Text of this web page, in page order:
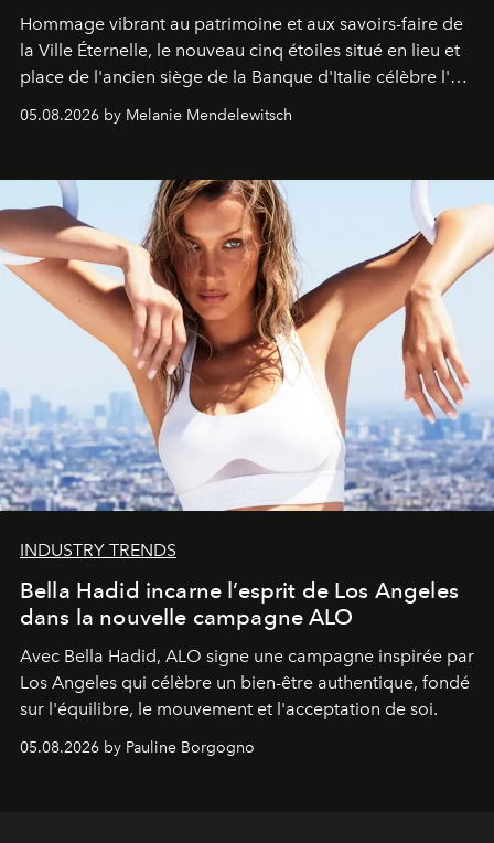
Hommage vibrant au patrimoine et aux savoirs-faire de
la Ville Éternelle, le nouveau cinq étoiles situé en lieu et
place de l'ancien siège de la Banque d'Italie célèbre l'art
de vivre Romain dans toute son élégance intemporelle.
05.08.2026 by Melanie Mendelewitsch
INDUSTRY TRENDS
Bella Hadid incarne l’esprit de Los Angeles
dans la nouvelle campagne ALO
Avec Bella Hadid, ALO signe une campagne inspirée par
Los Angeles qui célèbre un bien-être authentique, fondé
sur l'équilibre, le mouvement et l'acceptation de soi.
05.08.2026 by Pauline Borgogno